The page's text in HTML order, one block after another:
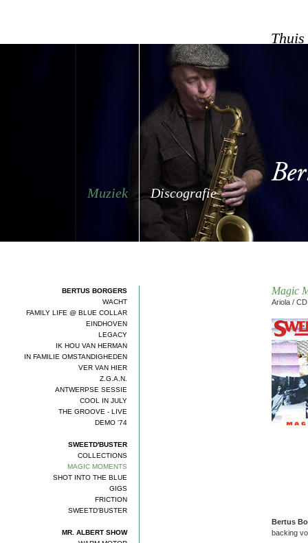
Magic
Ariola /
Bertus
backing
Thuis
Discografie
Muziek
BERTUS BORGERS
WACHT
FAMILY LIFE @ BLUE COLLAR
EINDHOVEN
LEGACY
IK HOU VAN HERMAN
IN FAMILIE OMSTANDIGHEDEN
VER VAN HIER
Z.G.A.N.
ANTWERPSE SESSIE
COOL IN JULY
THE GROOVE - LIVE
DEMO '74
SWEETD'BUSTER
COLLECTIONS
MAGIC MOMENTS
SHOT INTO THE BLUE
GIGS
FRICTION
SWEETD'BUSTER
MR. ALBERT SHOW